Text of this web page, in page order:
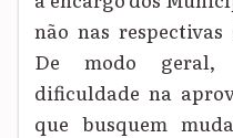
não nas respectivas
De modo geral,
dificuldade na
que busquem